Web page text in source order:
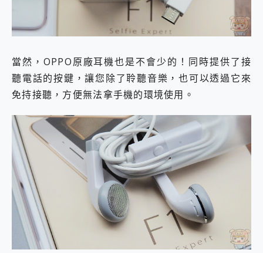
當然，OPPO原廠耳機也是不會少的！同時提供了接
聽電話的按鍵，讓您除了聆聽音樂，也可以透過它來
免持接聽，方便無法拿手機的環境使用。